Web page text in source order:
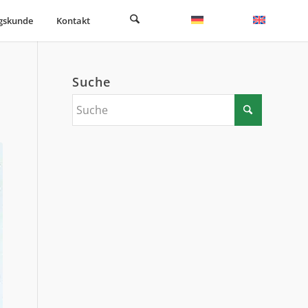
Kontakt
Suche